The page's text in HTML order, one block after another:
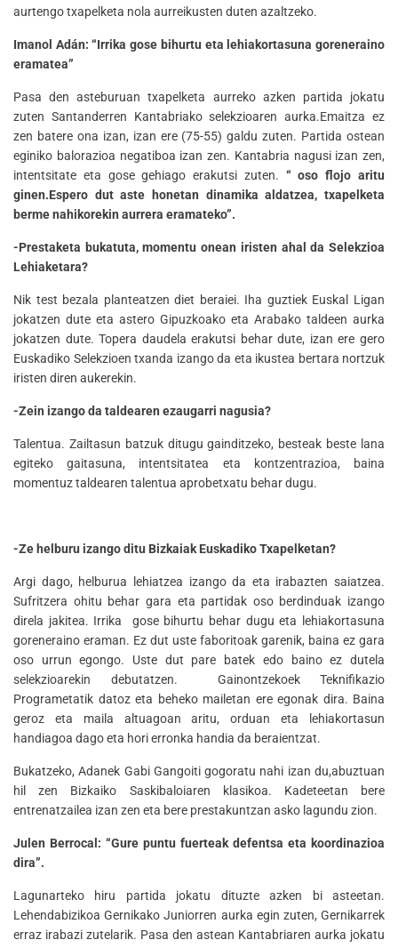
aurtengo txapelketa nola aurreikusten duten azaltzeko.
Imanol Adán: “Irrika gose bihurtu eta lehiakortasuna goreneraino
eramatea”
Pasa den asteburuan txapelketa aurreko azken partida jokatu
zuten Santanderren Kantabriako selekzioaren aurka.Emaitza ez
zen batere ona izan, izan ere (75-55) galdu zuten. Partida ostean
eginiko balorazioa negatiboa izan zen. Kantabria nagusi izan zen,
intentsitate eta gose gehiago erakutsi zuten. “ oso flojo aritu
ginen.Espero dut aste honetan dinamika aldatzea, txapelketa
berme nahikorekin aurrera eramateko”.
-Prestaketa bukatuta, momentu onean iristen ahal da Selekzioa
Lehiaketara?
Nik test bezala planteatzen diet beraiei. Iha guztiek Euskal Ligan
jokatzen dute eta astero Gipuzkoako eta Arabako taldeen aurka
jokatzen dute. Topera daudela erakutsi behar dute, izan ere gero
Euskadiko Selekzioen txanda izango da eta ikustea bertara nortzuk
iristen diren aukerekin.
-Zein izango da taldearen ezaugarri nagusia?
Talentua. Zailtasun batzuk ditugu gainditzeko, besteak beste lana
egiteko gaitasuna, intentsitatea eta kontzentrazioa, baina
momentuz taldearen talentua aprobetxatu behar dugu.
-Ze helburu izango ditu Bizkaiak Euskadiko Txapelketan?
Argi dago, helburua lehiatzea izango da eta irabazten saiatzea.
Sufritzera ohitu behar gara eta partidak oso berdinduak izango
direla jakitea. Irrika gose bihurtu behar dugu eta lehiakortasuna
goreneraino eraman. Ez dut uste faboritoak garenik, baina ez gara
oso urrun egongo. Uste dut pare batek edo baino ez dutela
selekzioarekin debutatzen. Gainontzekoek Teknifikazio
Programetatik datoz eta beheko mailetan ere egonak dira. Baina
geroz eta maila altuagoan aritu, orduan eta lehiakortasun
handiagoa dago eta hori erronka handia da beraientzat.
Bukatzeko, Adanek Gabi Gangoiti gogoratu nahi izan du,abuztuan
hil zen Bizkaiko Saskibaloiaren klasikoa. Kadeteetan bere
entrenatzailea izan zen eta bere prestakuntzan asko lagundu zion.
Julen Berrocal: “Gure puntu fuerteak defentsa eta koordinazioa
dira”.
Lagunarteko hiru partida jokatu dituzte azken bi asteetan.
Lehendabizikoa Gernikako Juniorren aurka egin zuten, Gernikarrek
erraz irabazi zutelarik. Pasa den astean Kantabriaren aurka jokatu